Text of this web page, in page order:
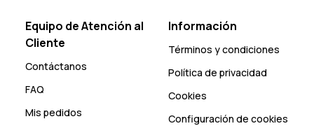
Equipo de Atención al
Cliente
Contáctanos
FAQ
Mis pedidos
Información
Términos y condiciones
Política de privacidad
Cookies
Configuración de cookies